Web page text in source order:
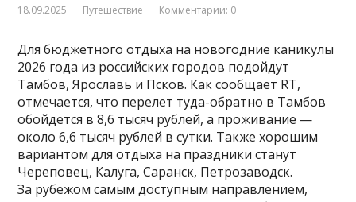
18.09.2025 Путешествие Комментарии: 0
Для бюджетного отдыха на новогодние каникулы
2026 года из российских городов подойдут
Тамбов, Ярославь и Псков. Как сообщает RT,
отмечается, что перелет туда-обратно в Тамбов
обойдется в 8,6 тысяч рублей, а проживание —
около 6,6 тысяч рублей в сутки. Также хорошим
вариантом для отдыха на праздники станут
Череповец, Калуга, Саранск, Петрозаводск.
За рубежом самым доступным направлением,